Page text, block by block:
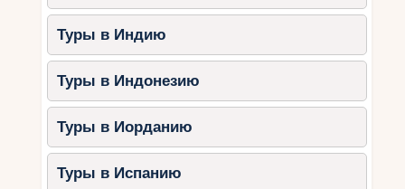
Туры в Индию
Туры в Индонезию
Туры в Иорданию
Туры в Испанию